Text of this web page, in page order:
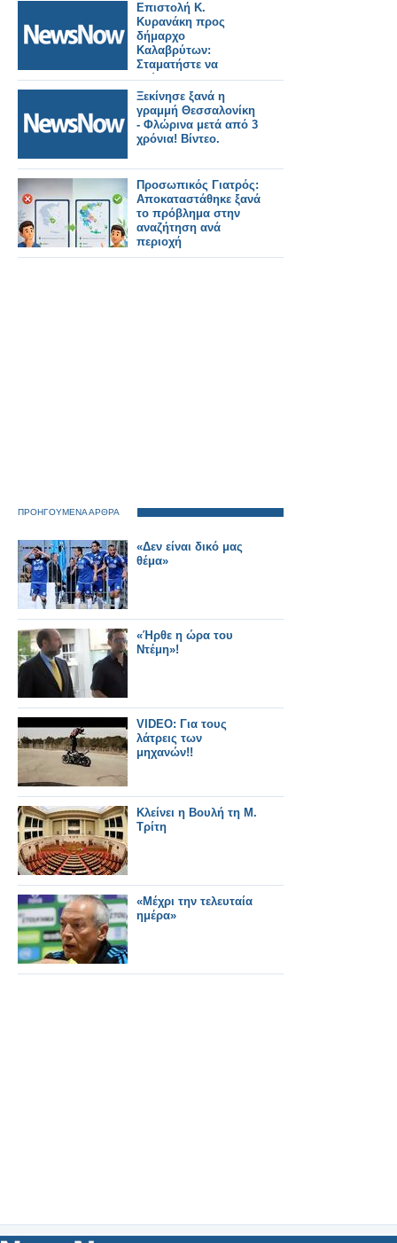
Επιστολή Κ.
Κυρανάκη προς
δήμαρχο
Καλαβρύτων:
Σταματήστε να
κρύβεστε και
υπογράψτε για να
ανοίξει ξανά ο
Οδοντωτός.
Ξεκίνησε ξανά η
γραμμή Θεσσαλονίκη
- Φλώρινα μετά από 3
χρόνια! Βίντεο.
Προσωπικός Γιατρός:
Αποκαταστάθηκε ξανά
το πρόβλημα στην
αναζήτηση ανά
περιοχή
ΠΡΟΗΓΟΥΜΕΝΑ ΑΡΘΡΑ
«Δεν είναι δικό μας
θέμα»
«Ήρθε η ώρα του
Ντέμη»!
VIDEO: Για τους
λάτρεις των
μηχανών!!
Κλείνει η Βουλή τη Μ.
Τρίτη
«Μέχρι την τελευταία
ημέρα»